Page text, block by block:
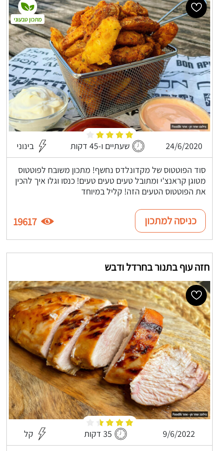
24/6/2020 שעתיים ו-45 דקות בינוני
סוד הפוטטוס של מקדונלדס נחשף! מתכון משובח לפוטטוס
מטוגן קראנצ'י ומתובל טעים טעים טעים! כנסו וגלו איך להכין
את הפוטטוס הטעים הזה! קליל במיוחד
מתכון טבעוני
כניסה למתכון 19617
חזה עוף בתנור בחרדל ודבש
9/6/2022 35 דקות קל